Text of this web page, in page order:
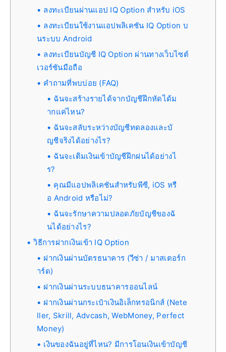
ลงทะเบียนผ่านแอป IQ Option สำหรับ iOS
ลงทะเบียนใช้งานแอปพลิเคชัน IQ Option บ
นระบบ Android
ลงทะเบียนบัญชี IQ Option ผ่านทางเว็บไซต์
เวอร์ชันมือถือ
คำถามที่พบบ่อย (FAQ)
ฉันจะสร้างรายได้จากบัญชีฝึกหัดได้ม
ากแค่ไหน?
ฉันจะสลับระหว่างบัญชีทดลองและบั
ญชีจริงได้อย่างไร?
ฉันจะเติมเงินเข้าบัญชีฝึกฝนได้อย่างไ
ร?
คุณมีแอปพลิเคชันสำหรับพีซี, iOS หรื
อ Android หรือไม่?
ฉันจะรักษาความปลอดภัยบัญชีของฉั
นได้อย่างไร?
วิธีการฝากเงินเข้า IQ Option
ฝากเงินผ่านบัตรธนาคาร (วีซ่า / มาสเตอร์ก
าร์ด)
ฝากเงินผ่านระบบธนาคารออนไลน์
ฝากเงินผ่านกระเป๋าเงินอิเล็กทรอนิกส์ (Nete
ller, Skrill, Advcash, WebMoney, Perfect
Money)
เงินของฉันอยู่ที่ไหน? มีการโอนเงินเข้าบัญชี